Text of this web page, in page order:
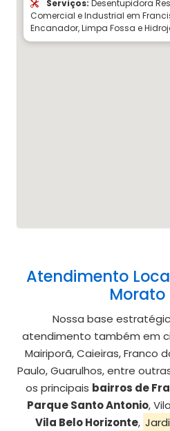
Serviços: Desentupidora
Comercial e Industrial em
Encanador, Limpa Fossa e
Atendimento
Morato
Nossa base
atendimento também em
Mairiporã, Caieiras, Franco
Paulo, Guarulhos, entre
os principais bairros de
Parque Santo Antonio,
Vila Belo Horizonte,